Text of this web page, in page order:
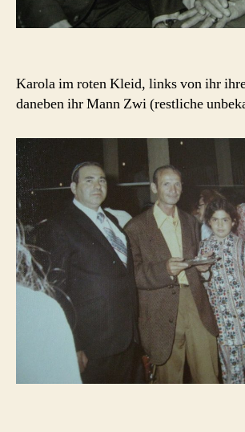
Karola im roten Kleid, links von ihr
daneben ihr Mann Zwi (restliche